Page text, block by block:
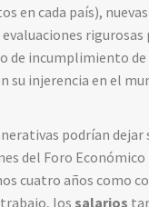
en cada país),
de incumplimiento
injerencia en el
podrían
del Foro
cuatro años como
los salarios